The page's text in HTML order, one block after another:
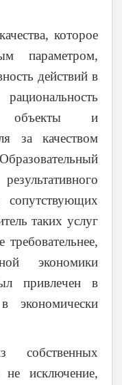
которое
параметром,
действий в
объекты и
за качеством
сопутствующих
таких услуг
требовательнее,
экономики
привлечен в
экономически
не исключение,